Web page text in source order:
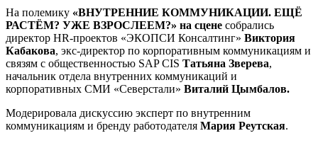
На полемику «ВНУТРЕННИЕ КОММУНИКАЦИИ. ЕЩЁ
РАСТЁМ? УЖЕ ВЗРОСЛЕЕМ?» на сцене собрались
директор HR-проектов «ЭКОПСИ Консалтинг» Виктория
Кабакова, экс-директор по корпоративным коммуникациям и
связям с общественностью SAP CIS Татьяна Зверева,
начальник отдела внутренних коммуникаций и
корпоративных СМИ «Северстали» Виталий Цымбалов.
Модерировала дискуссию эксперт по внутренним
коммуникациям и бренду работодателя Мария Реутская.